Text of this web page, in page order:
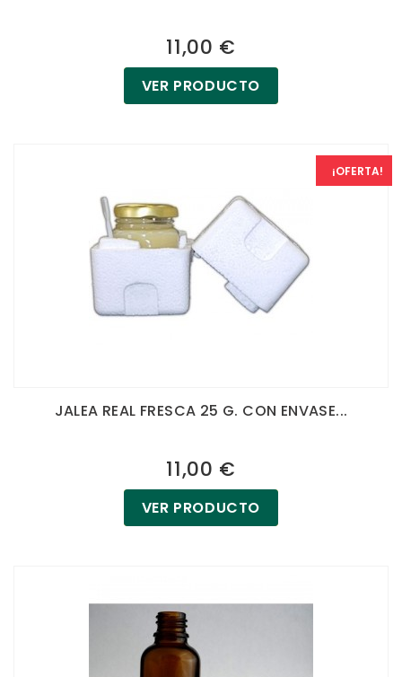
11,00 €
VER PRODUCTO
¡OFERTA!
JALEA REAL FRESCA 25 G. CON ENVASE...
11,00 €
VER PRODUCTO